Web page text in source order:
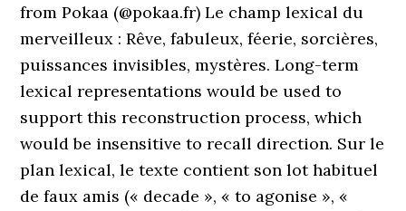
from Pokaa (@pokaa.fr) Le champ lexical du
merveilleux : Rêve, fabuleux, féerie, sorcières,
puissances invisibles, mystères. Long-term
lexical representations would be used to
support this reconstruction process, which
would be insensitive to recall direction. Sur le
plan lexical, le texte contient son lot habituel
de faux amis (« decade », « to agonise », «